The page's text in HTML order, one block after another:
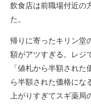
飲食店は前職場付近の
た。
帰りに寄ったキリン堂
額がアツすぎる。レジ
「値札から半額され
ら半額された価格にな
上がりすぎてスギ薬局